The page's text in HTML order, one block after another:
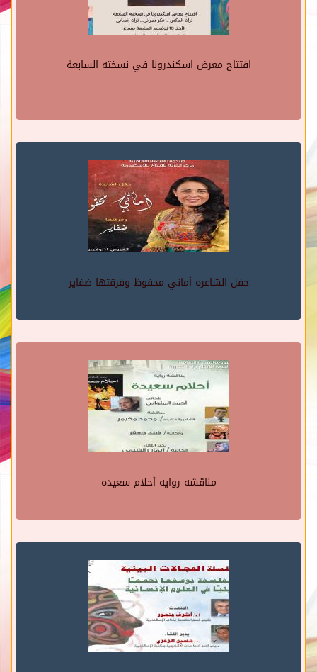
افتتاح معرض اسكندرونا في نسخته السابعة
حفل الشاعره أماني محفوظ وفرقتها ضفاير
مناقشه روايه أحلام سعيده